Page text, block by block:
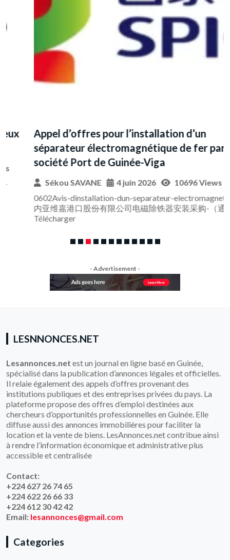
Appel d’offres pour l’installation d’un
séparateur électromagnétique de fer par la
société Port de Guinée-Viga
Sékou SAVANE 4 juin 2026
10696 Views
0602Avis-dinstallation-dun-separateur-electromagnetique几
内亚维嘉港口股份有限公司电磁除铁器安装采购-（通知）
Télécharger
- Advertisement -
LESNNONCES.NET
Lesannonces.net est un journal en ligne basé en Guinée,
spécialisé dans la publication d’annonces légales et officielles.
Il relaie également des appels d’offres provenant des
institutions publiques et des entreprises privées du pays. La
plateforme propose des offres d’emploi destinées aux
chercheurs d’opportunités professionnelles en Guinée. Elle
diffuse aussi des annonces immobilières pour faciliter la
location et la vente de biens. LesAnnonces.net contribue ainsi
à rendre l’information économique et administrative plus
accessible et centralisée
Contact:
+224 627 26 74 65
+224 622 26 66 33
+224 612 30 42 42
Email: lesannonces@gmail.com
Categories